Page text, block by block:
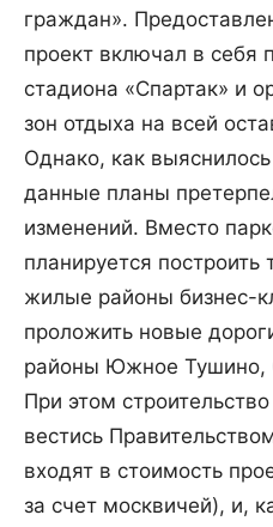
граждан».
проект включал в себя
стадиона «Спартак» и
зон отдыха на всей
Однако, как
данные планы
изменений. Вместо
планируется
жилые районы бизнес-
проложить новые
районы Южное Тушино,
При этом
вестись
входят в стоимость
за счет москвичей), и,